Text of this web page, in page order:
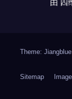
由 四
Theme:
Sitemap